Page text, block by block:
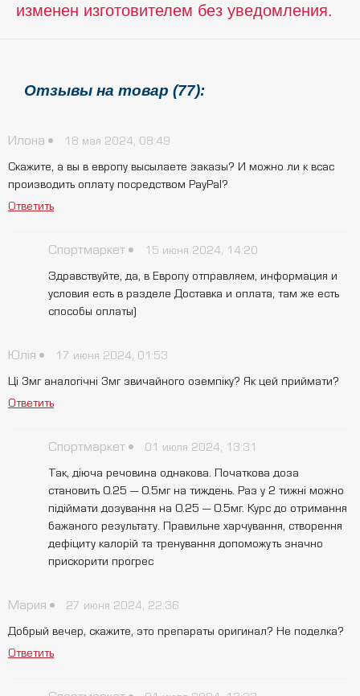
изменен изготовителем без уведомления.
Отзывы на товар (77):
Илона 18 мая 2024, 08:49
Скажите, а вы в европу высылаете заказы? И можно ли к всас
производить оплату посредством PayPal?
Ответить
Спортмаркет 15 июня 2024, 14:20
Здравствуйте, да, в Европу отправляем, информация и
условия есть в разделе Доставка и оплата, там же есть
способы оплаты)
Юлія 17 июня 2024, 01:53
Ці 3мг аналогічні 3мг звичайного оземпіку? Як цей приймати?
Ответить
Спортмаркет 01 июля 2024, 13:31
Так, діюча речовина однакова. Початкова доза
становить 0.25 — 0.5мг на тиждень. Раз у 2 тижні можно
підіймати дозування на 0.25 — 0.5мг. Курс до отримання
бажаного результату. Правильне харчування, створення
дефіциту калорій та тренування допоможуть значно
прискорити прогрес
Мария 27 июня 2024, 22:36
Добрый вечер, скажите, это препараты оригинал? Не поделка?
Ответить